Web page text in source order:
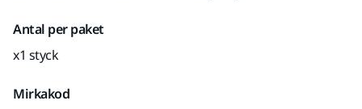
Antal per paket
x1 styck
Mirkakod